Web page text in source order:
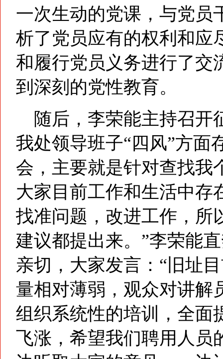
一次生动的党课，与党员
析了党员应有的权利和应
和履行党员义务进行了交
到深刻的党性教育。
随后，李荣能主持召开
我处领导班子“四风”方面
会，主要就是针对查找我
大家目前工作和生活中存
找准问题，改进工作，所
建议都提出来。”李荣能
亲切，大家发言：“旧址
量相对薄弱，观众对讲解
组织系统性的培训，全面
飞涨，希望我们聘用人员